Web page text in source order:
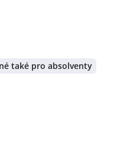
také pro absolventy